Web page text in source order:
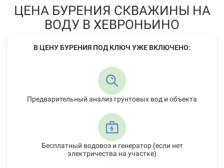
ЦЕНА БУРЕНИЯ СКВАЖИНЫ НА
ВОДУ В ХЕВРОНЬИНО
В ЦЕНУ БУРЕНИЯ ПОД КЛЮЧ УЖЕ ВКЛЮЧЕНО:
Предварительный анализ грунтовых вод и объекта
Бесплатный водовоз и генератор (если нет
электричества на участке)